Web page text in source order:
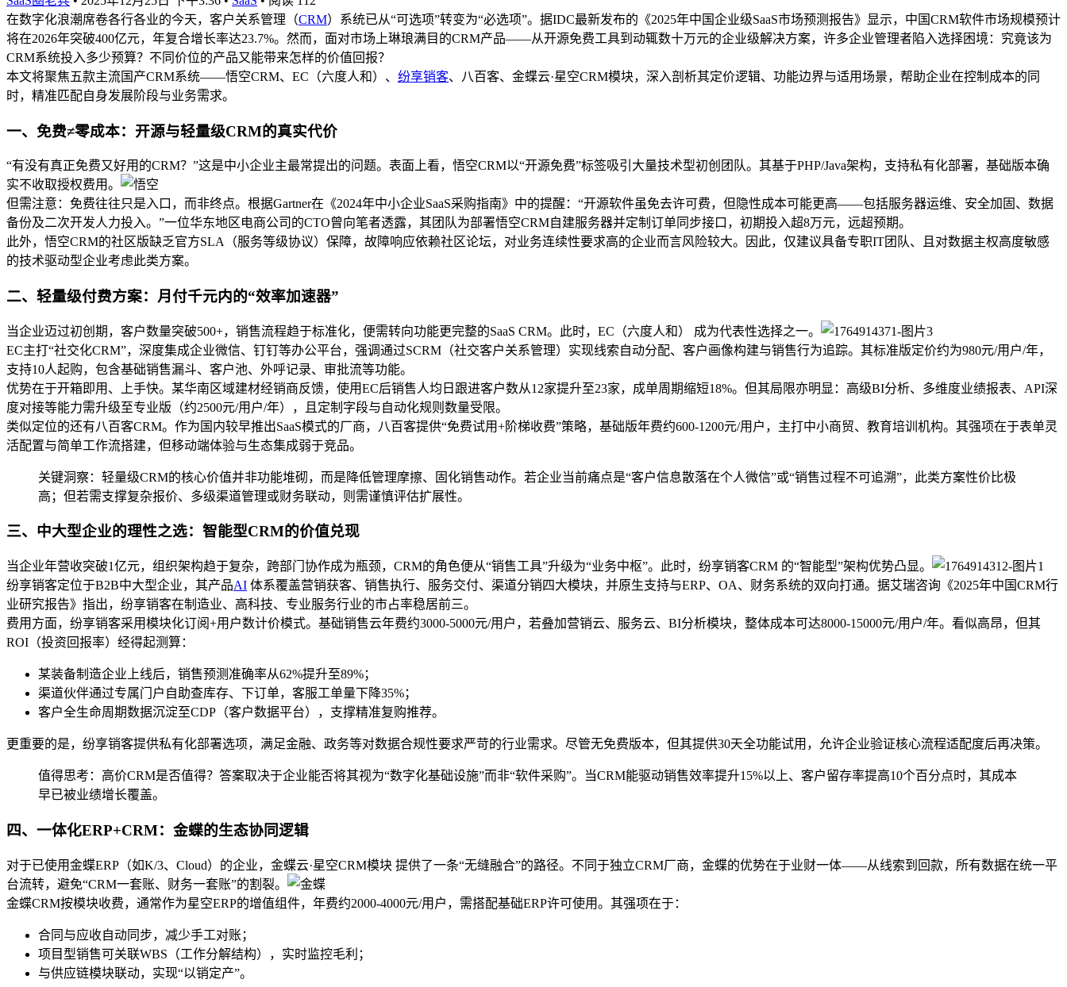
在数字化浪潮席卷各行各业的今天，客户关系管理（CRM）系统已从“可选项”转变为“必选项”。据IDC最新发布的《2025年中国企业级SaaS市场预测报告》显示，中国CRM软件市场规模预计
将在2026年突破400亿元，年复合增长率达23.7%。然而，面对市场上琳琅满目的CRM产品——从开源免费工具到动辄数十万元的企业级解决方案，许多企业管理者陷入选择困境：究竟该为
CRM系统投入多少预算？不同价位的产品又能带来怎样的价值回报？
本文将聚焦五款主流国产CRM系统——悟空CRM、EC（六度人和）、 纷享销客、八百客、金蝶云·星空CRM模块，深入剖析其定价逻辑、功能边界与适用场景，帮助企业在控制成本的同
时，精准匹配自身发展阶段与业务需求。
一、免费≠零成本：开源与轻量级CRM的真实代价
“有没有真正免费又好用的CRM？”这是中小企业主最常提出的问题。表面上看，悟空CRM以“开源免费”标签吸引大量技术型初创团队。其基于PHP/Java架构，支持私有化部署，基础版本确
实不收取授权费用。
但需注意：免费往往只是入口，而非终点。根据Gartner在《2024年中小企业SaaS采购指南》中的提醒：“开源软件虽免去许可费，但隐性成本可能更高——包括服务器运维、安全加固、数据
备份及二次开发人力投入。”一位华东地区电商公司的CTO曾向笔者透露，其团队为部署悟空CRM自建服务器并定制订单同步接口，初期投入超8万元，远超预期。
此外，悟空CRM的社区版缺乏官方SLA（服务等级协议）保障，故障响应依赖社区论坛，对业务连续性要求高的企业而言风险较大。因此，仅建议具备专职IT团队、且对数据主权高度敏感
的技术驱动型企业考虑此类方案。
二、轻量级付费方案：月付千元内的“效率加速器”
当企业迈过初创期，客户数量突破500+，销售流程趋于标准化，便需转向功能更完整的SaaS CRM。此时，EC（六度人和） 成为代表性选择之一。
EC主打“社交化CRM”，深度集成企业微信、钉钉等办公平台，强调通过SCRM（社交客户关系管理）实现线索自动分配、客户画像构建与销售行为追踪。其标准版定价约为980元/用户/年，
支持10人起购，包含基础销售漏斗、客户池、外呼记录、审批流等功能。
优势在于开箱即用、上手快。某华南区域建材经销商反馈，使用EC后销售人均日跟进客户数从12家提升至23家，成单周期缩短18%。但其局限亦明显：高级BI分析、多维度业绩报表、API深
度对接等能力需升级至专业版（约2500元/用户/年），且定制字段与自动化规则数量受限。
类似定位的还有八百客CRM。作为国内较早推出SaaS模式的厂商，八百客提供“免费试用+阶梯收费”策略，基础版年费约600-1200元/用户，主打中小商贸、教育培训机构。其强项在于表单灵
活配置与简单工作流搭建，但移动端体验与生态集成弱于竞品。
关键洞察：轻量级CRM的核心价值并非功能堆砌，而是降低管理摩擦、固化销售动作。若企业当前痛点是“客户信息散落在个人微信”或“销售过程不可追溯”，此类方案性价比极
高；但若需支撑复杂报价、多级渠道管理或财务联动，则需谨慎评估扩展性。
三、中大型企业的理性之选：智能型CRM的价值兑现
当企业年营收突破1亿元，组织架构趋于复杂，跨部门协作成为瓶颈，CRM的角色便从“销售工具”升级为“业务中枢”。此时，纷享销客CRM 的“智能型”架构优势凸显。
纷享销客定位于B2B中大型企业，其产品AI 体系覆盖营销获客、销售执行、服务交付、渠道分销四大模块，并原生支持与ERP、OA、财务系统的双向打通。据艾瑞咨询《2025年中国CRM行
业研究报告》指出，纷享销客在制造业、高科技、专业服务行业的市占率稳居前三。
费用方面，纷享销客采用模块化订阅+用户数计价模式。基础销售云年费约3000-5000元/用户，若叠加营销云、服务云、BI分析模块，整体成本可达8000-15000元/用户/年。看似高昂，但其
ROI（投资回报率）经得起测算：
某装备制造企业上线后，销售预测准确率从62%提升至89%；
渠道伙伴通过专属门户自助查库存、下订单，客服工单量下降35%；
客户全生命周期数据沉淀至CDP（客户数据平台），支撑精准复购推荐。
更重要的是，纷享销客提供私有化部署选项，满足金融、政务等对数据合规性要求严苛的行业需求。尽管无免费版本，但其提供30天全功能试用，允许企业验证核心流程适配度后再决策。
值得思考：高价CRM是否值得？答案取决于企业能否将其视为“数字化基础设施”而非“软件采购”。当CRM能驱动销售效率提升15%以上、客户留存率提高10个百分点时，其成本
早已被业绩增长覆盖。
四、一体化ERP+CRM：金蝶的生态协同逻辑
对于已使用金蝶ERP（如K/3、Cloud）的企业，金蝶云·星空CRM模块 提供了一条“无缝融合”的路径。不同于独立CRM厂商，金蝶的优势在于业财一体——从线索到回款，所有数据在统一平
台流转，避免“CRM一套账、财务一套账”的割裂。
金蝶CRM按模块收费，通常作为星空ERP的增值组件，年费约2000-4000元/用户，需搭配基础ERP许可使用。其强项在于：
合同与应收自动同步，减少手工对账；
项目型销售可关联WBS（工作分解结构），实时监控毛利；
与供应链模块联动，实现“以销定产”。